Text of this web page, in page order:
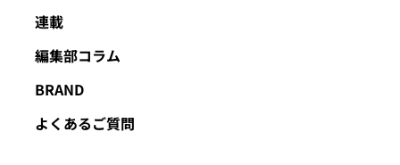
連載
編集部コラム
BRAND
よくあるご質問